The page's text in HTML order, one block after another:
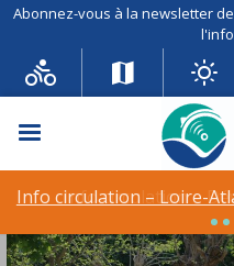
Abonnez-vous à la newsletter
Menu
Info circulation – Loire-
Info circulation –